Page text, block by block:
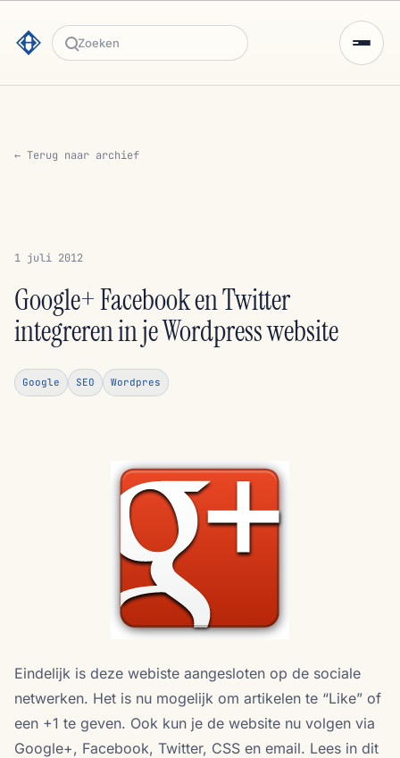
Zoeken
← Terug naar archief
1 juli 2012
Google+ Facebook en Twitter
integreren in je Wordpress website
Google SEO Wordpres
Eindelijk is deze webiste aangesloten op de sociale
netwerken. Het is nu mogelijk om artikelen te “Like” of
een +1 te geven. Ook kun je de website nu volgen via
Google+, Facebook, Twitter, CSS en email. Lees in dit